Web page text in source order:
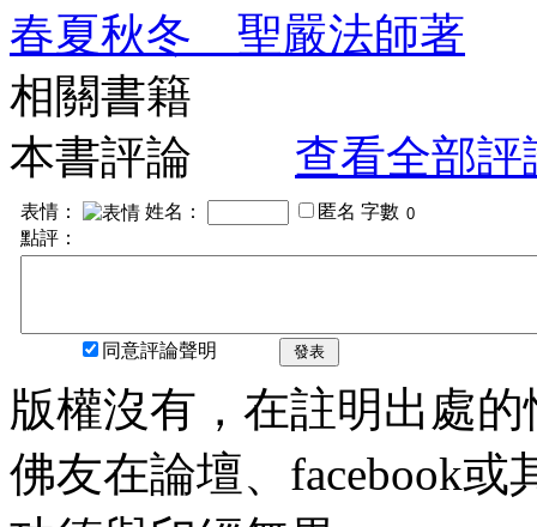
春夏秋冬 聖嚴法師著
相關書籍
本書評論
查看全部評
表情： 姓名： 匿名 字數
點評：
同意評論聲明 發表
版權沒有，在註明出處
佛友在論壇、facebook